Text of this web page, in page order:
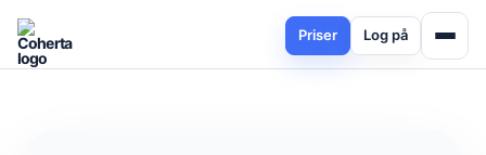
Priser Log på